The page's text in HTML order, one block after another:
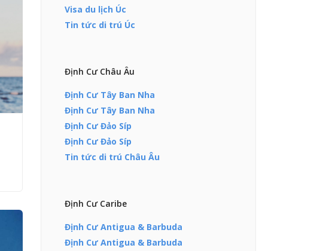
Visa du lịch Úc
Tin tức di trú Úc
Định Cư Châu Âu
Định Cư Tây Ban Nha
Định Cư Tây Ban Nha
Định Cư Đảo Síp
Định Cư Đảo Síp
Tin tức di trú Châu Âu
Định Cư Caribe
Định Cư Antigua & Barbuda
Định Cư Antigua & Barbuda